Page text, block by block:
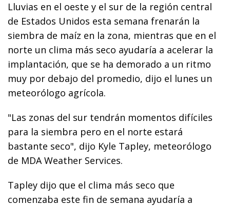
Lluvias en el oeste y el sur de la región central
de Estados Unidos esta semana frenarán la
siembra de maíz en la zona, mientras que en el
norte un clima más seco ayudaría a acelerar la
implantación, que se ha demorado a un ritmo
muy por debajo del promedio, dijo el lunes un
meteorólogo agrícola.
"Las zonas del sur tendrán momentos difíciles
para la siembra pero en el norte estará
bastante seco", dijo Kyle Tapley, meteorólogo
de MDA Weather Services.
Tapley dijo que el clima más seco que
comenzaba este fin de semana ayudaría a